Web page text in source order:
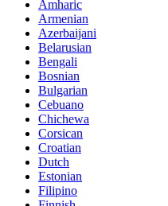
Amharic
Armenian
Azerbaijani
Belarusian
Bengali
Bosnian
Bulgarian
Cebuano
Chichewa
Corsican
Croatian
Dutch
Estonian
Filipino